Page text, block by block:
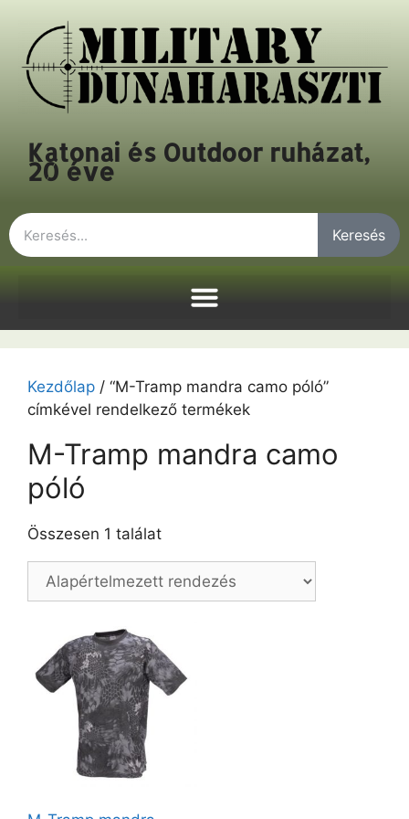
Katonai és Outdoor ruházat,
20 éve
Keresés
Kezdőlap / “M-Tramp mandra camo póló”
címkével rendelkező termékek
M-Tramp mandra camo
póló
Összesen 1 találat